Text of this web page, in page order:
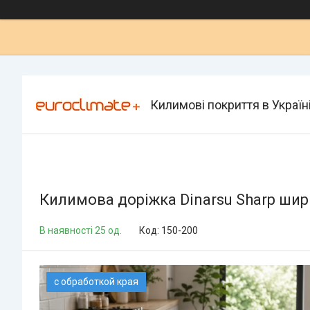
Килимові покриття в
Килимова доріжка Dinarsu Sharp
В наявності 25 од. Код: 150-200
с обработкой края